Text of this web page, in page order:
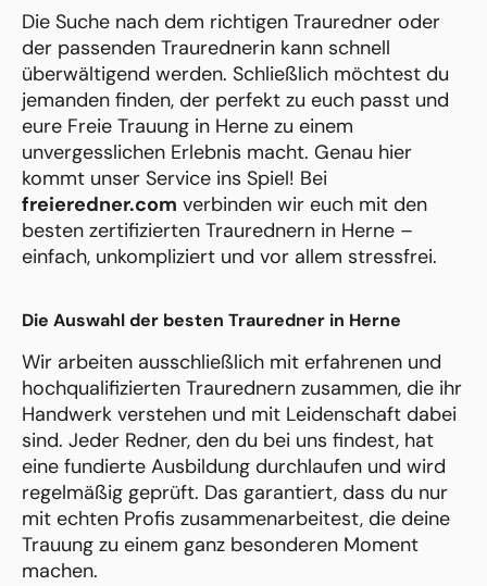
Die Suche nach dem richtigen Trauredner oder
der passenden Traurednerin kann schnell
überwältigend werden. Schließlich möchtest du
jemanden finden, der perfekt zu euch passt und
eure Freie Trauung in Herne zu einem
unvergesslichen Erlebnis macht. Genau hier
kommt unser Service ins Spiel! Bei
freieredner.com verbinden wir euch mit den
besten zertifizierten Traurednern in Herne –
einfach, unkompliziert und vor allem stressfrei.
Die Auswahl der besten Trauredner in Herne
Wir arbeiten ausschließlich mit erfahrenen und
hochqualifizierten Traurednern zusammen, die ihr
Handwerk verstehen und mit Leidenschaft dabei
sind. Jeder Redner, den du bei uns findest, hat
eine fundierte Ausbildung durchlaufen und wird
regelmäßig geprüft. Das garantiert, dass du nur
mit echten Profis zusammenarbeitest, die deine
Trauung zu einem ganz besonderen Moment
machen.